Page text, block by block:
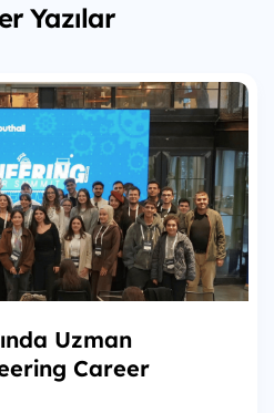
Yazılar
Uzman
Career